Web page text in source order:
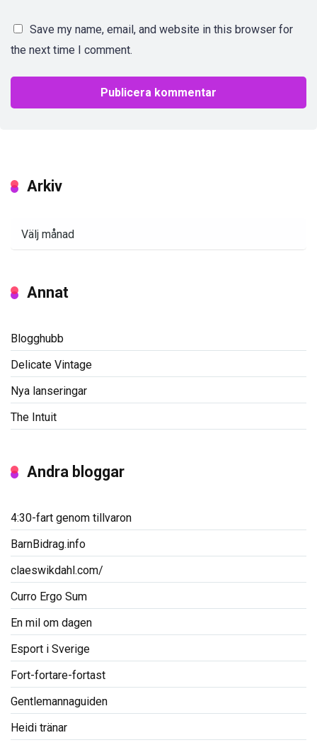
Save my name, email, and website in this browser for
the next time I comment.
Arkiv
Annat
Blogghubb
Delicate Vintage
Nya lanseringar
The Intuit
Andra bloggar
4:30-fart genom tillvaron
BarnBidrag.info
claeswikdahl.com/
Curro Ergo Sum
En mil om dagen
Esport i Sverige
Fort-fortare-fortast
Gentlemannaguiden
Heidi tränar